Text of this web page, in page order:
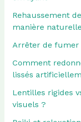
Rehaussement
manière naturelle
Arrêter de fumer
Comment
lissés
Lentilles rigides
visuels ?